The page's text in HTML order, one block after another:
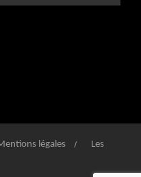
légales
Les